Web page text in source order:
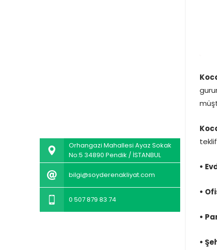
•
•
•
•
Orhangazi Mahallesi Ayaz Sokak
No:5 34890 Pendik / İSTANBUL
bilgi@soyderenakliyat.com
0 507 879 83 74